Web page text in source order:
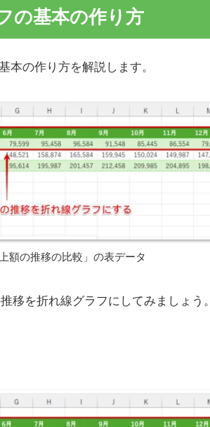
の基本の作り方
本の作り方を解説します。
額の推移の比較」の表データ
移を折れ線グラフにしてみましょう。